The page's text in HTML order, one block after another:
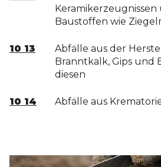
Baustoffen wie
10 13
Abfälle aus der
Branntkalk, Gips und
diesen
10 14 Abfälle aus